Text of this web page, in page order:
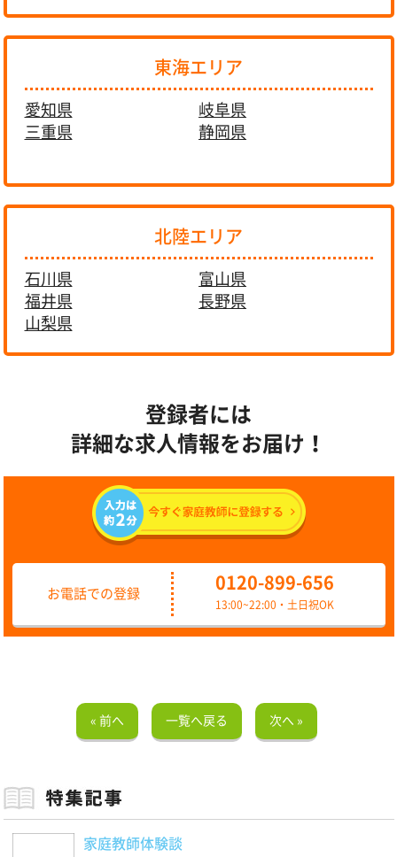
東海エリア
愛知県
岐阜県
三重県
静岡県
北陸エリア
石川県
富山県
福井県
長野県
山梨県
登録者には
詳細な求人情報をお届け！
お電話での登録
0120-899-656
13:00~22:00・土日祝OK
« 前へ 一覧へ戻る 次へ »
家庭教師体験談